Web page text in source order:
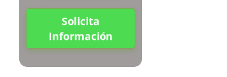
Solicita
Información